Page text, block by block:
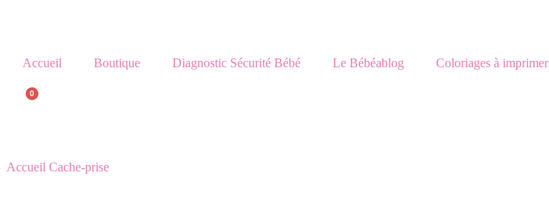
Accueil Boutique Diagnostic Sécurité Bébé Le Bébéablog Coloriages à imprimer
0
Accueil Cache-prise